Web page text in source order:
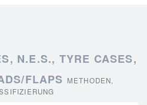
N.E.S., TYRE CASES,
FLAPS METHODEN,